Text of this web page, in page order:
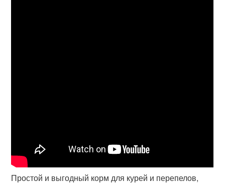
Простой и выгодный корм для курей и перепелов,